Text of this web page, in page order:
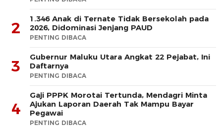
2
1.346 Anak di Ternate Tidak Bersekolah pada
2026, Didominasi Jenjang PAUD
PENTING DIBACA
3
Gubernur Maluku Utara Angkat 22 Pejabat, Ini
Daftarnya
PENTING DIBACA
4
Gaji PPPK Morotai Tertunda, Mendagri Minta
Ajukan Laporan Daerah Tak Mampu Bayar
Pegawai
PENTING DIBACA